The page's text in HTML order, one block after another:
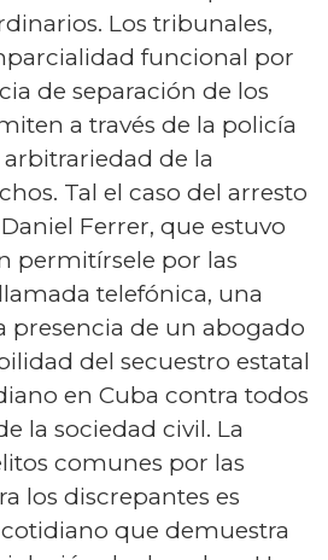
Los tribunales,
funcional por
de separación de los
a través de la policía
de la
Tal el caso del arresto
Ferrer, que estuvo
permitírsele por las
telefónica, una
presencia de un abogado
del secuestro estatal
en Cuba contra todos
la sociedad civil. La
comunes por las
los discrepantes es
que demuestra